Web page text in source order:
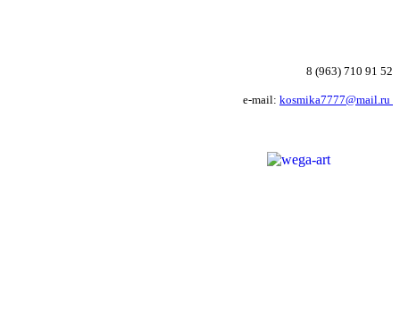
8 (963) 710 91 52
e-mail: kosmika7777@mail.ru